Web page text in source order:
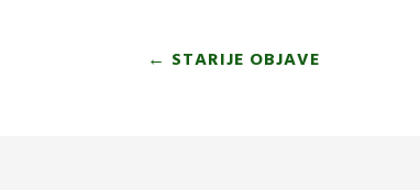
← STARIJE OBJAVE